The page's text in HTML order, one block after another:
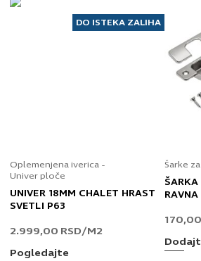
DO ISTEKA ZALIHA
Oplemenjena iverica -
Univer ploče
UNIVER 18MM CHALET HRAST
SVETLI P63
2.999,00 RSD/M2
Pogledajte
Šarke
170,00